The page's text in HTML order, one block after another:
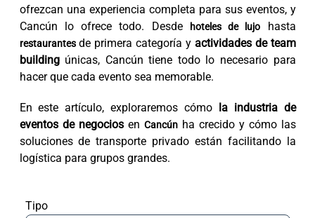
ofrezcan una experiencia completa para sus eventos, y
Cancún lo ofrece todo. Desde
hoteles de lujo hasta
restaurantesde primera categoría y actividades de team
buildingúnicas, Cancún tiene todo lo necesario para
hacer que cada evento sea memorable.
En este artículo, exploraremos cómo la industria de
eventos de negociosen Cancúnha crecido y cómo las
soluciones de transporte privado están facilitando la
logística para grupos grandes.
Tipo